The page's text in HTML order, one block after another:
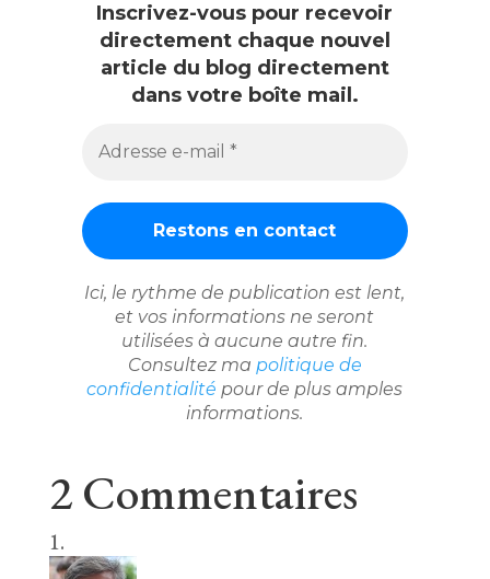
Inscrivez-vous pour recevoir
directement chaque nouvel
article du blog directement
dans votre boîte mail.
Ici, le rythme de publication est lent,
et vos informations ne seront
utilisées à aucune autre fin.
Consultez ma politique de
confidentialité pour de plus amples
informations.
2 Commentaires